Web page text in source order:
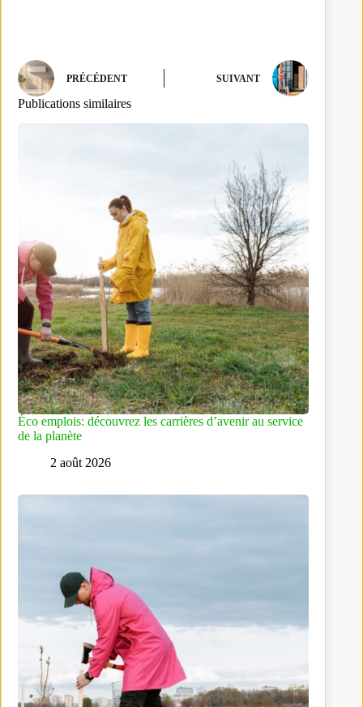
PRÉCÉDENT SUIVANT
Publications similaires
Éco emplois: découvrez les carrières d’avenir au service
de la planète
2 août 2026